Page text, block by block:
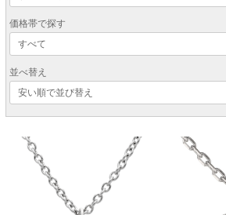
価格帯で探す
並べ替え